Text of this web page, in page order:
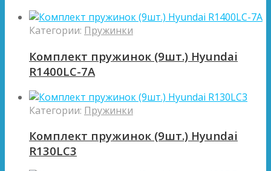
Категории: Пружинки
Комплект пружинок (9шт.) Hyundai
R1400LC-7A
Категории: Пружинки
Комплект пружинок (9шт.) Hyundai
R130LC3